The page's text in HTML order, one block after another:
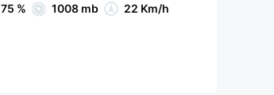
75 % 1008 mb 22 Km/h